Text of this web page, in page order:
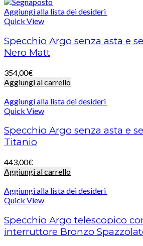
Aggiungi alla lista dei desideri
Quick View
Specchio Argo senza asta e
Nero Matt
354,00€
Aggiungi al carrello
Aggiungi alla lista dei desideri
Quick View
Specchio Argo senza asta e
Titanio
443,00€
Aggiungi al carrello
Aggiungi alla lista dei desideri
Quick View
Specchio Argo telescopico
interruttore Bronzo